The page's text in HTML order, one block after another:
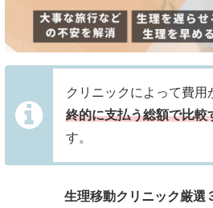
クリニックによって費用
終的に支払う総額で比較
す。
生理移動クリニック厳選